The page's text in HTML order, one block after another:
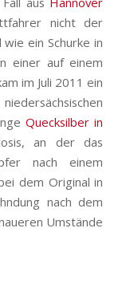
nicht der
ein Schurke in
einer auf einem
im Juli 2011 ein
Quecksilber in
an der das
nach einem
dem Original in
nach dem
Umstände